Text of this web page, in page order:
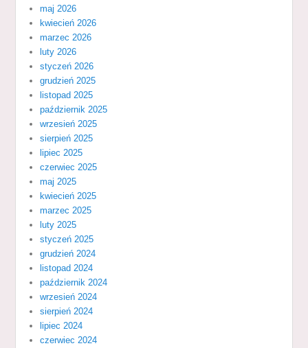
maj 2026
kwiecień 2026
marzec 2026
luty 2026
styczeń 2026
grudzień 2025
listopad 2025
październik 2025
wrzesień 2025
sierpień 2025
lipiec 2025
czerwiec 2025
maj 2025
kwiecień 2025
marzec 2025
luty 2025
styczeń 2025
grudzień 2024
listopad 2024
październik 2024
wrzesień 2024
sierpień 2024
lipiec 2024
czerwiec 2024